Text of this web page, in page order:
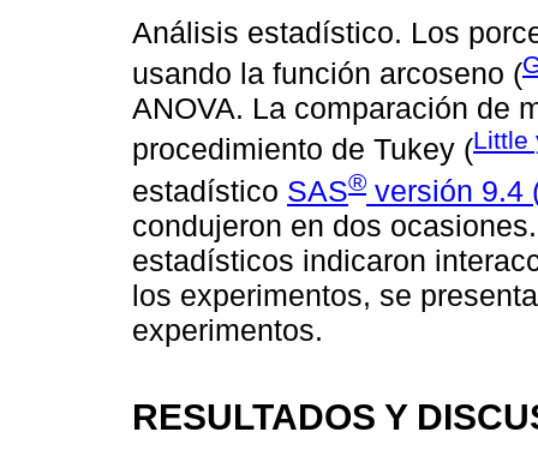
Análisis estadístico. Los
usando la función arcoseno (
ANOVA. La comparación de
procedimiento de Tukey (Little
estadístico SAS® versión 9.4
condujeron en dos
estadísticos indicaron
los experimentos, se
experimentos.
RESULTADOS Y